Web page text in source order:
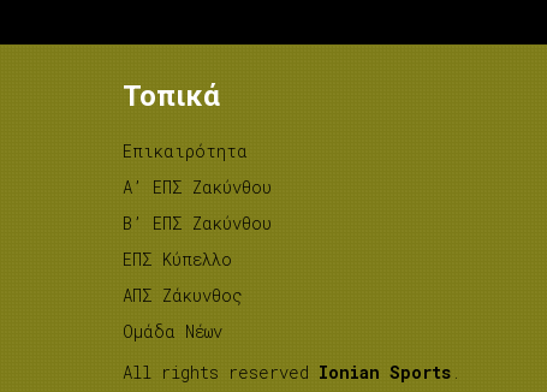
Τοπικά
Επικαιρότητα
A’ ΕΠΣ Ζακύνθου
B’ ΕΠΣ Ζακύνθου
ΕΠΣ Κύπελλο
ΑΠΣ Ζάκυνθος
Ομάδα Νέων
All rights reserved Ionian Sports